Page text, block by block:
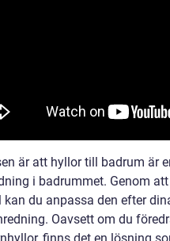
är att hyllor till badrum är
i badrummet. Genom
kan du anpassa den efter
Oavsett om du